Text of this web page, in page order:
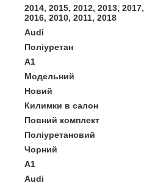
2014, 2015, 2012, 2013, 2017,
2016, 2010, 2011, 2018
Audi
Поліуретан
A1
Модельний
Новий
Килимки в салон
Повний комплект
Поліуретановий
Чорний
A1
Audi